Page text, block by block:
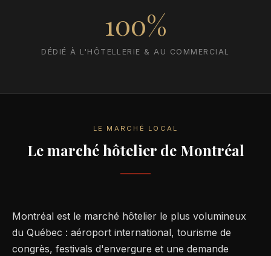
100%
DÉDIÉ À L'HÔTELLERIE & AU COMMERCIAL
LE MARCHÉ LOCAL
Le marché hôtelier de Montréal
Montréal est le marché hôtelier le plus volumineux
du Québec : aéroport international, tourisme de
congrès, festivals d'envergure et une demande